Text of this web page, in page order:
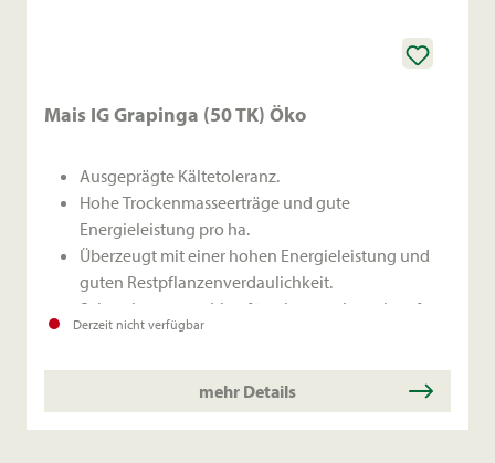
Mais IG Grapinga (50 TK) Öko
Ausgeprägte Kältetoleranz.
Hohe Trockenmasseerträge und gute
Energieleistung pro ha.
Überzeugt mit einer hohen Energieleistung und
guten Restpflanzenverdaulichkeit.
Sehr robust, sowohl auf trockenen als auch auf
kühlen Lagen.
Derzeit nicht verfügbar
mehr Details